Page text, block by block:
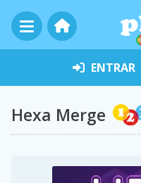
ENTRAR
Hexa Merge